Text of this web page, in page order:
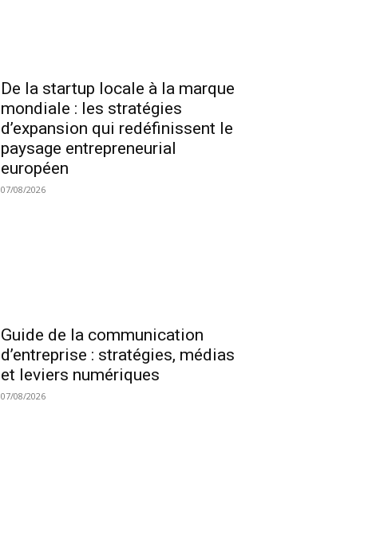
De la startup locale à la marque
mondiale : les stratégies
d’expansion qui redéfinissent le
paysage entrepreneurial
européen
07/08/2026
Guide de la communication
d’entreprise : stratégies, médias
et leviers numériques
07/08/2026